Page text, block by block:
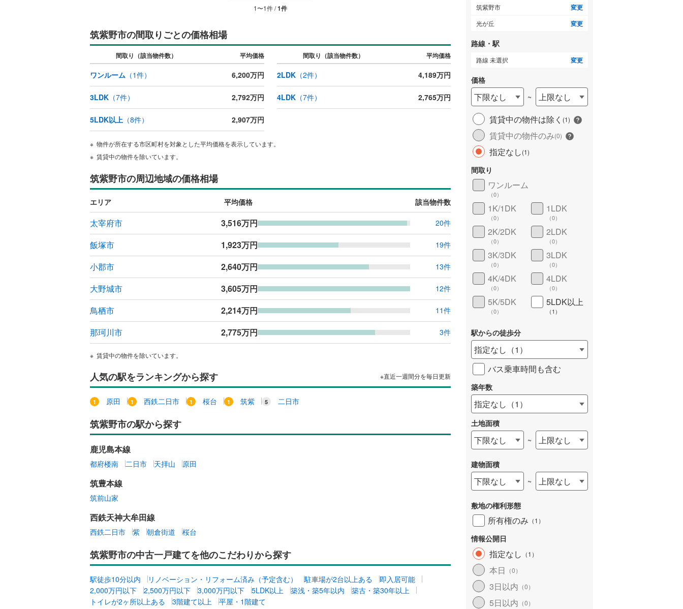
1〜1件 /1件
筑紫野市の間取りごとの価格相場
間取り（該当物件数） 平均価格 間取り（該当物件数） 平均価格
ワンルーム （1件） 6,200万円 2LDK（2件） 4,189万円
3LDK （7件） 2,792万円 4LDK（7件） 2,765万円
5LDK以上 （8件） 2,907万円
物件が所在する市区町村を対象とした平均価格を表示しています。
賃貸中の物件を除いています。
筑紫野市の周辺地域の価格相場
エリア 平均価格 該当物件数
太宰府市 3,516万円 20件
飯塚市 1,923万円 19件
小郡市 2,640万円 13件
大野城市 3,605万円 12件
鳥栖市 2,214万円 11件
那珂川市 2,775万円 3件
賃貸中の物件を除いています。
人気の駅をランキングから探す ※直近一週間分を毎日更新
原田 西鉄二日市 桜台 筑紫 二日市
筑紫野市の駅から探す
鹿児島本線
都府楼南 二日市 天拝山 原田
筑豊本線
筑前山家
西鉄天神大牟田線
西鉄二日市 紫 朝倉街道 桜台
筑紫野市の中古一戸建てを他のこだわりから探す
駅徒歩10分以内 リノベーション・リフォーム済み（予定含む） 駐車場が2台以上ある
即入居可能
2,000万円以下
2,500万円以下 3,000万円以下 5LDK以上 築浅・築5年以内
築古・築30年以上
トイレが2ヶ所以上ある
3階建て以上 平屋・1階建て
筑紫野市 変更
光が丘 変更
路線・駅
路線 未選択 変更
価格
下限なし ~
上限なし
賃貸中の物件は除く (1)
賃貸中の物件のみ(0)
指定なし(1)
間取り
ワンルーム
（0）
1K/1DK
（0）
1LDK
（0）
2K/2DK
（0）
2LDK
（0）
3K/3DK
（0）
3LDK
（0）
4K/4DK
（0）
4LDK
（0）
5K/5DK
（0）
5LDK以上
（1 ）
駅からの徒歩分
指定なし （1 ）
バス乗車時間も含む
築年数
指定なし （1 ）
土地面積
下限なし ~ 上限なし
建物面積
下限なし ~ 上限なし
敷地の権利形態
所有権のみ （1 ）
情報公開日
指定なし （1 ）
本日 （0）
3日以内 （0）
5日以内 （0）
京都郡苅田町
京都郡みやこ町
築上郡上毛町
築上郡築上町(10)
浴室
浴室乾燥機あり（1）
ウォークインクローゼット
（0）
バルコニー、庭
構造・規模・施工・品質・工法関連
耐震、免震、制震構造
（0）
） 長期優良住宅 ）
オンライン内見(相談)可（1） IT重説可（1）
オンライン対応とは？ 詳しく見る